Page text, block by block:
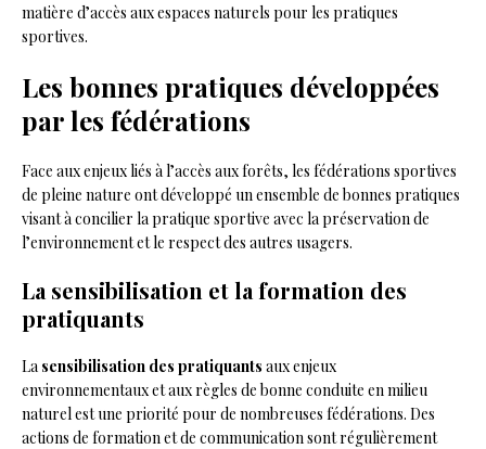
matière d’accès aux espaces naturels pour les pratiques
sportives.
Les bonnes pratiques développées
par les fédérations
Face aux enjeux liés à l’accès aux forêts, les fédérations sportives
de pleine nature ont développé un ensemble de bonnes pratiques
visant à concilier la pratique sportive avec la préservation de
l’environnement et le respect des autres usagers.
La sensibilisation et la formation des
pratiquants
La sensibilisation des pratiquants aux enjeux
environnementaux et aux règles de bonne conduite en milieu
naturel est une priorité pour de nombreuses fédérations. Des
actions de formation et de communication sont régulièrement